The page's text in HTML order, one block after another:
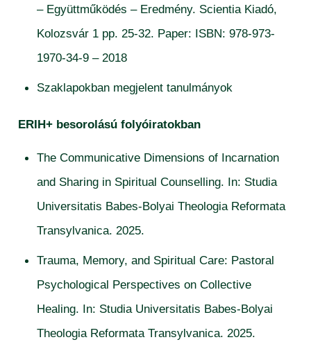
– Együttműködés – Eredmény. Scientia Kiadó,
Kolozsvár 1 pp. 25-32. Paper: ISBN: 978-973-
1970-34-9 – 2018
Szaklapokban megjelent tanulmányok
ERIH+ besorolású folyóiratokban
The Communicative Dimensions of Incarnation
and Sharing in Spiritual Counselling. In: Studia
Universitatis Babes-Bolyai Theologia Reformata
Transylvanica. 2025.
Trauma, Memory, and Spiritual Care: Pastoral
Psychological Perspectives on Collective
Healing. In: Studia Universitatis Babes-Bolyai
Theologia Reformata Transylvanica. 2025.